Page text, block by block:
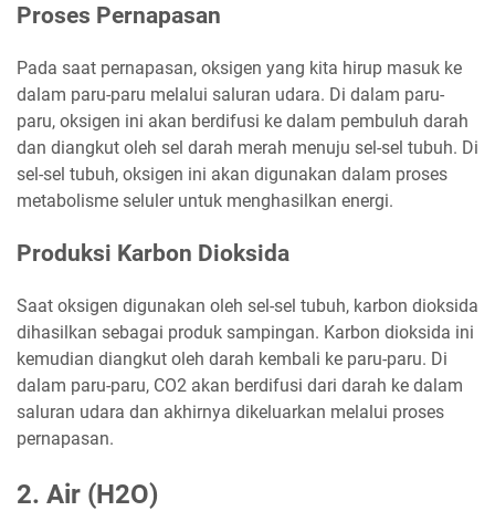
Proses Pernapasan
Pada saat pernapasan, oksigen yang kita hirup masuk ke
dalam paru-paru melalui saluran udara. Di dalam paru-
paru, oksigen ini akan berdifusi ke dalam pembuluh darah
dan diangkut oleh sel darah merah menuju sel-sel tubuh. Di
sel-sel tubuh, oksigen ini akan digunakan dalam proses
metabolisme seluler untuk menghasilkan energi.
Produksi Karbon Dioksida
Saat oksigen digunakan oleh sel-sel tubuh, karbon dioksida
dihasilkan sebagai produk sampingan. Karbon dioksida ini
kemudian diangkut oleh darah kembali ke paru-paru. Di
dalam paru-paru, CO2 akan berdifusi dari darah ke dalam
saluran udara dan akhirnya dikeluarkan melalui proses
pernapasan.
2. Air (H2O)